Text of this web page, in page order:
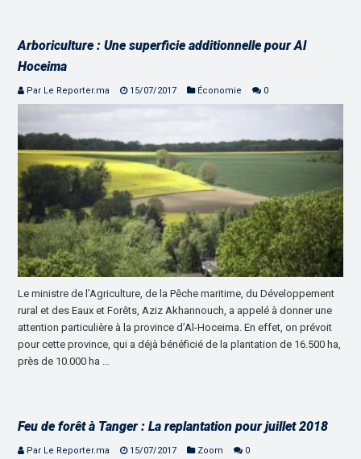
Arboriculture : Une superficie additionnelle pour Al
Hoceima
Par Le Reporter.ma 15/07/2017 Économie 0
Le ministre de l’Agriculture, de la Pêche maritime, du Développement
rural et des Eaux et Forêts, Aziz Akhannouch, a appelé à donner une
attention particulière à la province d’Al-Hoceima. En effet, on prévoit
pour cette province, qui a déjà bénéficié de la plantation de 16.500 ha,
près de 10.000 ha …
Feu de forêt à Tanger : La replantation pour juillet 2018
Par Le Reporter.ma 15/07/2017 Zoom 0